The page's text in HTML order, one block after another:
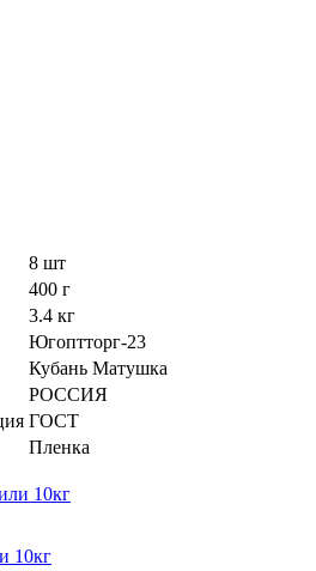
8 шт
400 г
3.4 кг
Югоптторг-23
Кубань Матушка
РОССИЯ
ГОСТ
Пленка
10кг